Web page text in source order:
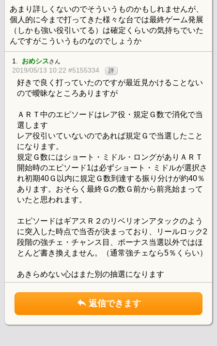
あまり詳しくないのでそういうものかもしれませんが、
個人的に今まで打ってきた様々な台では最終ゲーム発展
（しかも強い役引いてる）は確定くらいの気持ちでいた
んですがこういうものなのでしょうか
1. おめシスさん
2019/05/13 10:22 #5155334 評
好きで良く打っていたのですが最近見かけることない
ので曖昧なところありますが
ＡＲＴ中のエピソードはレア役・規定Ｇ数で消化で当
選します
レア役引いていないのであれば規定Ｇで当選したこと
になります。
規定Ｇ数にはショート・ミドル・ロングがありＡＲＴ
開始時のエピソード1は必ずショート・ミドルが選択さ
れ初期40Ｇ以内に規定Ｇ数到達する振り分けが約40％
あります。おそらく最終Ｇの数Ｇ前から前兆始まって
いたと思われます。
エピソードはギアスＲ２のリベリオンアタックのよう
に突入した時点で当否が決まっており、リールロック2
段階の強チェ・チャンス目、ボーナス当選以外ではほ
とんど書き換えません。（通常強チェなら5％くらい）
あきらめない心はまた別の抽選になります
返信できます